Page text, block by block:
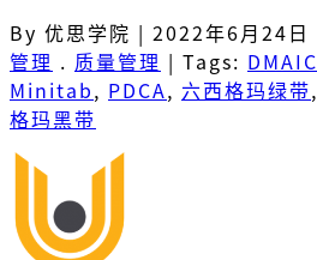
By 优思学院 | 2022年6月24日
管理 . 质量管理 | Tags: DMAIC
Minitab, PDCA, 六西格玛绿带,
格玛黑带